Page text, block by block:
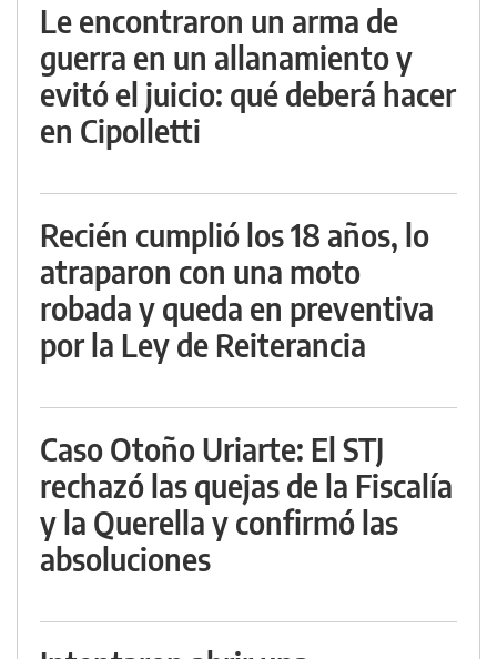
Le encontraron un arma de
guerra en un allanamiento y
evitó el juicio: qué deberá hacer
en Cipolletti
Recién cumplió los 18 años, lo
atraparon con una moto
robada y queda en preventiva
por la Ley de Reiterancia
Caso Otoño Uriarte: El STJ
rechazó las quejas de la Fiscalía
y la Querella y confirmó las
absoluciones